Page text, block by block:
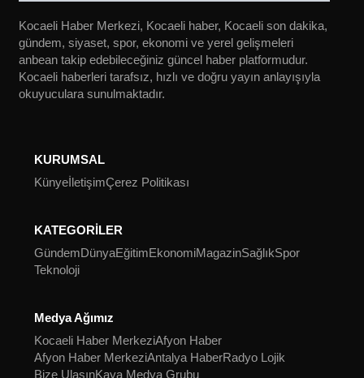
Kocaeli Haber Merkezi, Kocaeli haber, Kocaeli son dakika,
gündem, siyaset, spor, ekonomi ve yerel gelişmeleri
anbean takip edebileceğiniz güncel haber platformudur.
Kocaeli haberleri tarafsız, hızlı ve doğru yayın anlayışıyla
okuyuculara sunulmaktadır.
KURUMSAL
KünyeİletişimÇerez Politikası
KATEGORİLER
GündemDünyaEğitimEkonomiMagazinSağlıkSpor
Teknoloji
Medya Ağımız
Kocaeli Haber MerkeziAfyon Haber
Afyon Haber MerkeziAntalya HaberRadyo Lojik
Bize UlaşınKaya Medya Grubu